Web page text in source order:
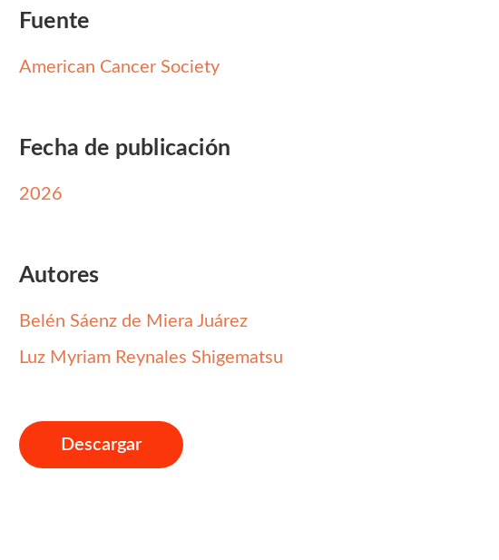
Fuente
American Cancer Society
Fecha de publicación
2026
Autores
Belén Sáenz de Miera Juárez
Luz Myriam Reynales Shigematsu
Descargar